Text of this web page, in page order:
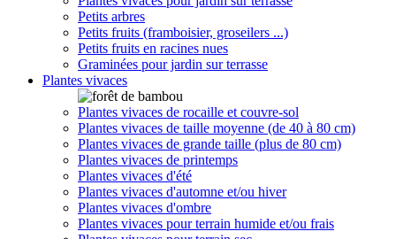
Petits arbres
Petits fruits (framboisier, groseilers ...)
Petits fruits en racines nues
Graminées pour jardin sur terrasse
Plantes vivaces
Plantes vivaces de rocaille et couvre-sol
Plantes vivaces de taille moyenne (de 40 à 80 cm)
Plantes vivaces de grande taille (plus de 80 cm)
Plantes vivaces de printemps
Plantes vivaces d'été
Plantes vivaces d'automne et/ou hiver
Plantes vivaces d'ombre
Plantes vivaces pour terrain humide et/ou frais